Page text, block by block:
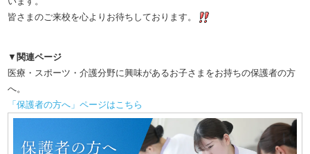
皆さまのご来校を心よりお待ちしております。
▼ 関連ページ
医療・スポーツ・介護分野に興味があるお子さまをお持ちの保護者の方
へ。
「保護者の方へ」ページはこちら